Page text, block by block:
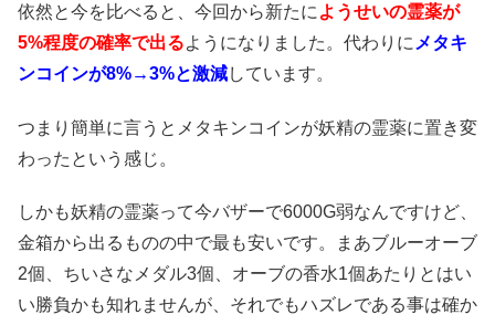
依然と今を比べると、今回から新たに ようせいの霊薬が
5%程度の確率で出るようになりました。代わりに メタキ
ンコインが8%→3%と激減しています。
つまり簡単に言うとメタキンコインが妖精の霊薬に置き変
わったという感じ。
しかも妖精の霊薬って今バザーで6000G弱なんですけど、
金箱から出るものの中で最も安いです。まあブルーオーブ
2個、ちいさなメダル3個、オーブの香水1個あたりとはい
い勝負かも知れませんが、それでもハズレである事は確か